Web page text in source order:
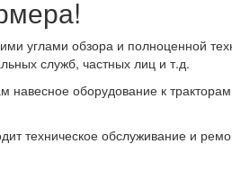
углами обзора и полноценной
служб, частных лиц и т.д.
оборудование к
техническое обслуживание и